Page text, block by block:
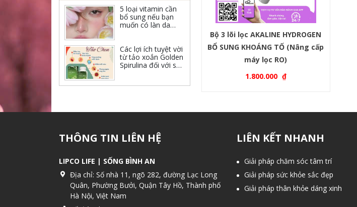
Bộ 3 lõi lọc AKALINE HYDROGEN
BỔ SUNG KHOÁNG TỐ (Nâng cấp
máy lọc RO)
1.800.000 ₫
5 loại vitamin cần
bổ sung nếu bạn
muốn có làn da
Các lợi ích tuyệt vời
từ tảo xoắn Golden
Spirulina đối với sức
THÔNG TIN LIÊN HỆ
LIPCO LIFE | SỐNG BÌNH AN
Địa chỉ: Số nhà 11, ngõ 282, đường Lạc Long
Quân, Phường Bưởi, Quận Tây Hồ, Thành phố
Hà Nội, Việt Nam
LIÊN KẾT NHANH
Giải pháp chăm sóc tâm trí
Giải pháp sức khỏe sắc đẹp
Giải pháp thân khỏe dáng xinh